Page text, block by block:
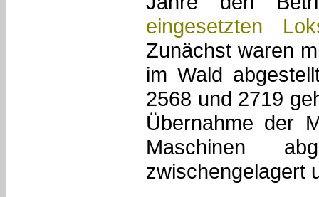
eingesetzten
Zunächst waren
im Wald
2568 und 2719
Übernahme der
Maschinen
zwischengelagert